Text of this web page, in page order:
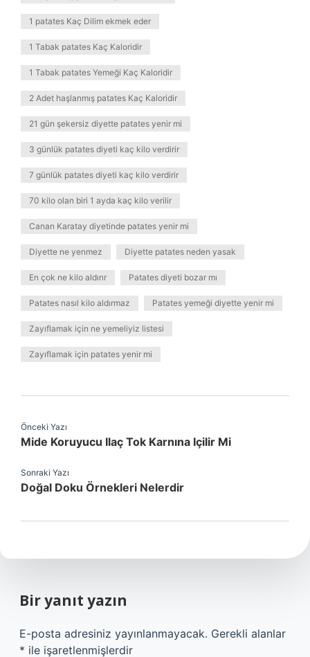
1 patates Kaç Dilim ekmek eder
1 Tabak patates Kaç Kaloridir
1 Tabak patates Yemeği Kaç Kaloridir
2 Adet haşlanmış patates Kaç Kaloridir
21 gün şekersiz diyette patates yenir mi
3 günlük patates diyeti kaç kilo verdirir
7 günlük patates diyeti kaç kilo verdirir
70 kilo olan biri 1 ayda kaç kilo verilir
Canan Karatay diyetinde patates yenir mi
Diyette ne yenmez Diyette patates neden yasak
En çok ne kilo aldırır Patates diyeti bozar mı
Patates nasıl kilo aldırmaz Patates yemeği diyette yenir mi
Zayıflamak için ne yemeliyiz listesi
Zayıflamak için patates yenir mi
Önceki Yazı
Mide Koruyucu Ilaç Tok Karnına Içilir Mi
Sonraki Yazı
Doğal Doku Örnekleri Nelerdir
Bir yanıt yazın
E-posta adresiniz yayınlanmayacak. Gerekli alanlar
* ile işaretlenmişlerdir